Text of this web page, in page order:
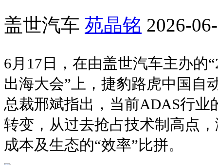
盖世汽车 苑晶铭 2026-
6月17日，在由盖世汽车主办的
出海大会”上，捷豹路虎中国自
总裁邢斌指出，当前ADAS行业
转变，从过去抢占技术制高点
成本及生态的“效率”比拼。